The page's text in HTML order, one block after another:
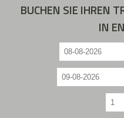
BUCHEN SIE IHREN
IN